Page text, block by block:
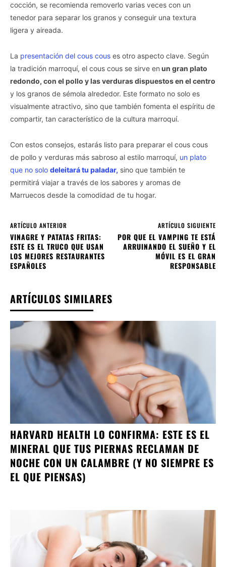
cocción, se recomienda removerlo varias veces con un
tenedor para separar los granos y conseguir una textura
ligera y aireada.
La presentación del cous cous es otro aspecto clave. Según
la tradición marroquí, el cous cous se sirve en un gran plato
redondo, con el pollo y las verduras dispuestos en el centro
y los granos de sémola alrededor. Este formato no solo es
visualmente atractivo, sino que también fomenta el espíritu de
compartir, tan característico de la cultura marroquí.
Con estos consejos, estarás listo para preparar el cous cous
de pollo y verduras más sabroso al estilo marroquí, un plato
que no solo deleitará tu paladar, sino que también te
permitirá viajar a través de los sabores y aromas de
Marruecos desde la comodidad de tu hogar.
ARTÍCULO ANTERIOR
VINAGRE Y PATATAS FRITAS:
ESTE ES EL TRUCO QUE USAN
LOS MEJORES RESTAURANTES
ESPAÑOLES
ARTÍCULO SIGUIENTE
POR QUE EL VAMPING TE ESTÁ
ARRUINANDO EL SUEÑO Y EL
MÓVIL ES EL GRAN
RESPONSABLE
ARTÍCULOS SIMILARES
HARVARD HEALTH LO CONFIRMA: ESTE ES EL
MINERAL QUE TUS PIERNAS RECLAMAN DE
NOCHE CON UN CALAMBRE (Y NO SIEMPRE ES
EL QUE PIENSAS)